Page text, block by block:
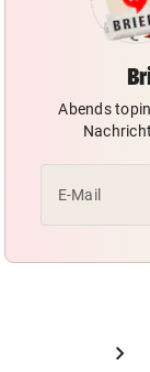
Abends
E-Mail
chevron_right